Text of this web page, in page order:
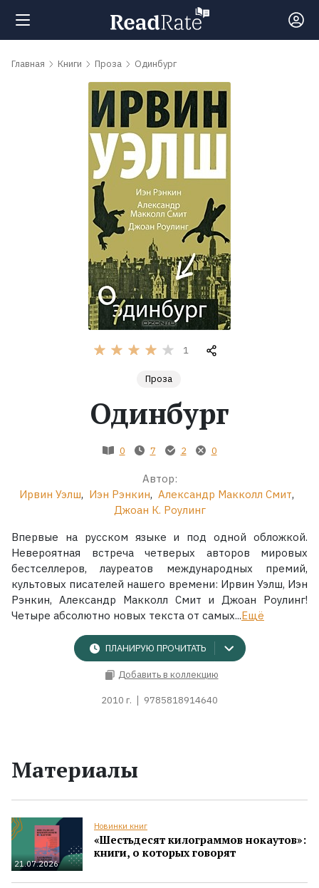
Поиск
обсуждаемые
Экранизации
Главная Книги Проза Одинбург
1
Проза
Одинбург
0 7 2 0
Автор:
Ирвин Уэлш, Иэн Рэнкин, Александр Макколл Смит,
Джоан К. Роулинг
Впервые на русском языке и под одной обложкой.
Невероятная встреча четверых авторов мировых
бестселлеров, лауреатов международных премий,
культовых писателей нашего времени: Ирвин Уэлш, Иэн
Рэнкин, Александр Макколл Смит и Джоан Роулинг!
Четыре абсолютно новых текста от самых...Ещё
ПЛАНИРУЮ ПРОЧИТАТЬ
Добавить в коллекцию
2010 г. 9785818914640
Материалы
21.07.2026
Новинки книг
«Шестьдесят килограммов нокаутов»:
книги, о которых говорят